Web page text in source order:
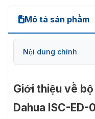
Mô tả sản phẩm
Nội dung chính
Giới thiệu về
Dahua ISC-ED-